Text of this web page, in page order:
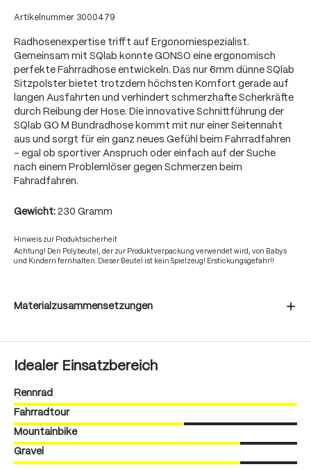
Artikelnummer 3000479
Radhosenexpertise trifft auf Ergonomiespezialist.
Gemeinsam mit SQlab konnte GONSO eine ergonomisch
perfekte Fahrradhose entwickeln. Das nur 6mm dünne SQlab
Sitzpolster bietet trotzdem höchsten Komfort gerade auf
langen Ausfahrten und verhindert schmerzhafte Scherkräfte
durch Reibung der Hose. Die innovative Schnittführung der
SQlab GO M Bundradhose kommt mit nur einer Seitennaht
aus und sorgt für ein ganz neues Gefühl beim Fahrradfahren
- egal ob sportiver Anspruch oder einfach auf der Suche
nach einem Problemlöser gegen Schmerzen beim
Fahradfahren.
Gewicht: 230 Gramm
Hinweis zur Produktsicherheit
Achtung! Den Polybeutel, der zur Produktverpackung verwendet wird, von Babys
und Kindern fernhalten. Dieser Beutel ist kein Spielzeug! Erstickungsgefahr!!
Materialzusammensetzungen
Idealer Einsatzbereich
Rennrad
Fahrradtour
Mountainbike
Gravel